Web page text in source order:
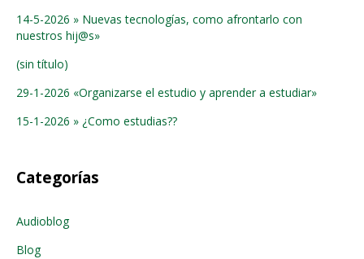
14-5-2026 » Nuevas tecnologías, como afrontarlo con
nuestros hij@s»
(sin título)
29-1-2026 «Organizarse el estudio y aprender a estudiar»
15-1-2026 » ¿Como estudias??
Categorías
Audioblog
Blog